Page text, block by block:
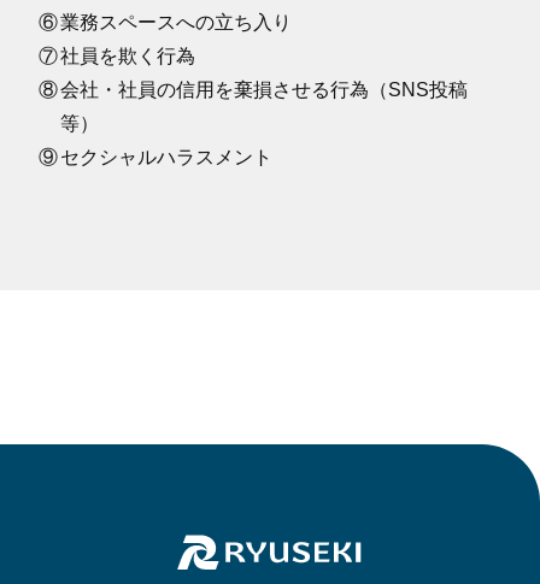
⑥業務スペースへの立ち入り
⑦社員を欺く行為
⑧会社・社員の信用を棄損させる行為（SNS投稿
等）
⑨セクシャルハラスメント